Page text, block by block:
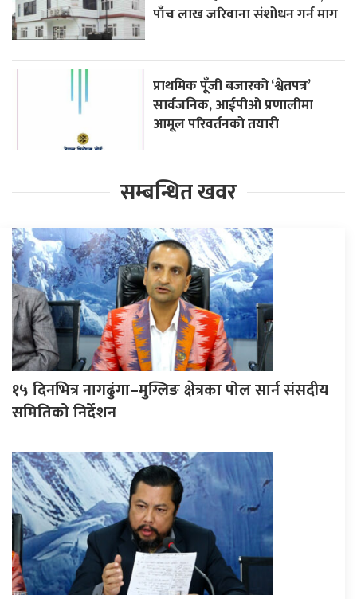
पाँच लाख जरिवाना संशोधन गर्न माग
प्राथमिक पूँजी बजारको ‘श्वेतपत्र’
सार्वजनिक, आईपीओ प्रणालीमा
आमूल परिवर्तनको तयारी
सम्बन्धित खवर
१५ दिनभित्र नागढुंगा–मुग्लिङ क्षेत्रका पोल सार्न संसदीय
समितिको निर्देशन